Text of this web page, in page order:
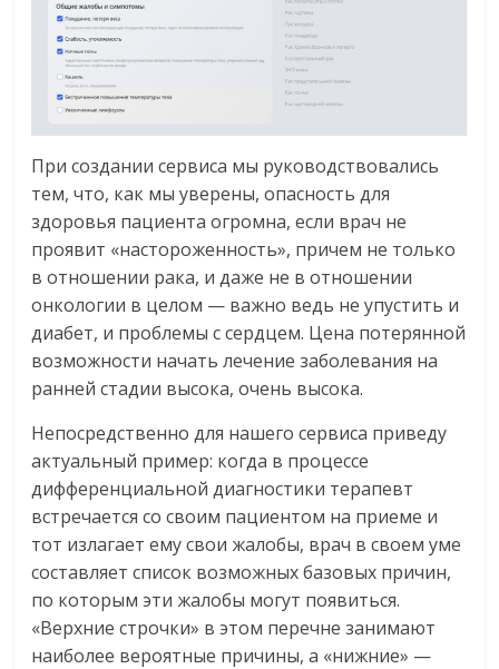
При создании сервиса мы руководствовались
тем, что, как мы уверены, опасность для
здоровья пациента огромна, если врач не
проявит «настороженность», причем не только
в отношении рака, и даже не в отношении
онкологии в целом — важно ведь не упустить и
диабет, и проблемы с сердцем. Цена потерянной
возможности начать лечение заболевания на
ранней стадии высока, очень высока.
Непосредственно для нашего сервиса приведу
актуальный пример: когда в процессе
дифференциальной диагностики терапевт
встречается со своим пациентом на приеме и
тот излагает ему свои жалобы, врач в своем уме
составляет список возможных базовых причин,
по которым эти жалобы могут появиться.
«Верхние строчки» в этом перечне занимают
наиболее вероятные причины, а «нижние» —